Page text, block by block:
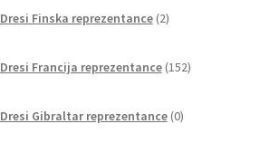
Dresi Finska reprezentance 2izdelka
Dresi Francija reprezentance 152izdelkov
Dresi Gibraltar reprezentance 0izdelkov